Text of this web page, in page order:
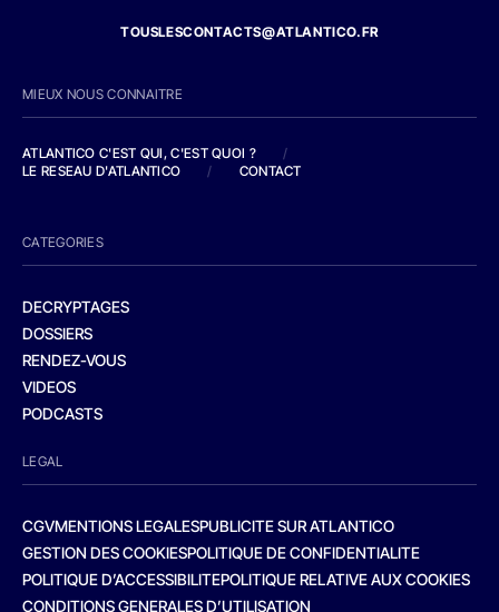
TOUSLESCONTACTS@ATLANTICO.FR
MIEUX NOUS CONNAITRE
ATLANTICO C'EST QUI, C'EST QUOI ?
/
LE RESEAU D'ATLANTICO
/ CONTACT
CATEGORIES
DECRYPTAGES
DOSSIERS
RENDEZ-VOUS
VIDEOS
PODCASTS
LEGAL
CGVMENTIONS LEGALESPUBLICITE SUR ATLANTICO
GESTION DES COOKIESPOLITIQUE DE CONFIDENTIALITE
POLITIQUE D’ACCESSIBILITEPOLITIQUE RELATIVE AUX COOKIES
CONDITIONS GENERALES D’UTILISATION